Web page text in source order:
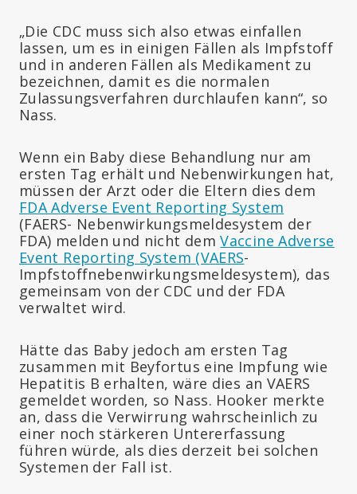
„Die CDC muss sich also etwas einfallen
lassen, um es in einigen Fällen als Impfstoff
und in anderen Fällen als Medikament zu
bezeichnen, damit es die normalen
Zulassungsverfahren durchlaufen kann“, so
Nass.
Wenn ein Baby diese Behandlung nur am
ersten Tag erhält und Nebenwirkungen hat,
müssen der Arzt oder die Eltern dies dem
FDA Adverse Event Reporting System
(FAERS- Nebenwirkungsmeldesystem der
FDA) melden und nicht demVaccine Adverse
Event Reporting System (VAERS-
Impfstoffnebenwirkungsmeldesystem), das
gemeinsam von der CDC und der FDA
verwaltet wird.
Hätte das Baby jedoch am ersten Tag
zusammen mit Beyfortus eine Impfung wie
Hepatitis B erhalten, wäre dies an VAERS
gemeldet worden, so Nass. Hooker merkte
an, dass die Verwirrung wahrscheinlich zu
einer noch stärkeren Untererfassung
führen würde, als dies derzeit bei solchen
Systemen der Fall ist.